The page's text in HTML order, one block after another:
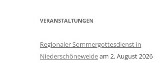
VERANSTALTUNGEN
Regionaler Sommergottesdienst in
Niederschöneweideam 2. August 2026